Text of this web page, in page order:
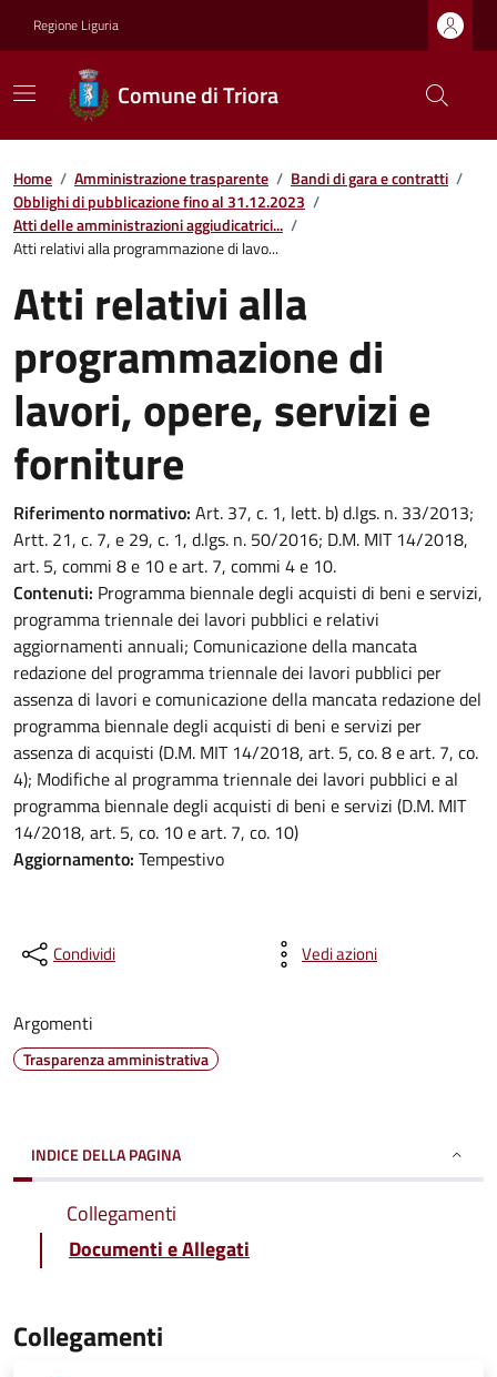
Regione Liguria
Comune di Triora
Home / Amministrazione trasparente / Bandi di gara e contratti /
Obblighi di pubblicazione fino al 31.12.2023 /
Atti delle amministrazioni aggiudicatrici... /
Atti relativi alla programmazione di lavo...
Atti relativi alla
programmazione di
lavori, opere, servizi e
forniture
Riferimento normativo: Art. 37, c. 1, lett. b) d.lgs. n. 33/2013;
Artt. 21, c. 7, e 29, c. 1, d.lgs. n. 50/2016; D.M. MIT 14/2018,
art. 5, commi 8 e 10 e art. 7, commi 4 e 10.
Contenuti: Programma biennale degli acquisti di beni e servizi,
programma triennale dei lavori pubblici e relativi
aggiornamenti annuali; Comunicazione della mancata
redazione del programma triennale dei lavori pubblici per
assenza di lavori e comunicazione della mancata redazione del
programma biennale degli acquisti di beni e servizi per
assenza di acquisti (D.M. MIT 14/2018, art. 5, co. 8 e art. 7, co.
4); Modifiche al programma triennale dei lavori pubblici e al
programma biennale degli acquisti di beni e servizi (D.M. MIT
14/2018, art. 5, co. 10 e art. 7, co. 10)
Aggiornamento: Tempestivo
Condividi Vedi azioni
Argomenti
Trasparenza amministrativa
INDICE DELLA PAGINA
Collegamenti
Documenti e Allegati
Collegamenti